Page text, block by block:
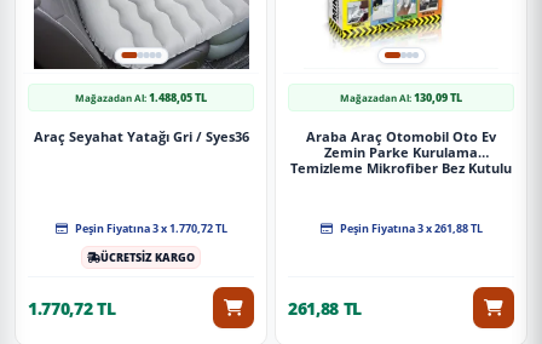
Mağazadan Al:1.488,05 TL
Araç Seyahat Yatağı Gri / Syes36
Peşin Fiyatına 3 x 1.770,72 TL
ÜCRETSİZ KARGO
1.770,72 TL
Mağazadan Al:130,09 TL
Araba Araç Otomobil Oto Ev
Zemin Parke Kurulama
Temizleme Mikrofiber Bez Kutulu
Peşin Fiyatına 3 x 261,88 TL
261,88 TL